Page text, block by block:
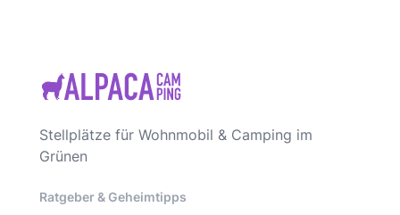
Stellplätze für Wohnmobil & Camping im
Grünen
Ratgeber & Geheimtipps